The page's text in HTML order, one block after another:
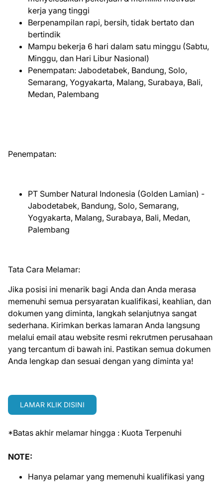
kerja yang tinggi
Berpenampilan rapi, bersih, tidak bertato dan
bertindik
Mampu bekerja 6 hari dalam satu minggu (Sabtu,
Minggu, dan Hari Libur Nasional)
Penempatan: Jabodetabek, Bandung, Solo,
Semarang, Yogyakarta, Malang, Surabaya, Bali,
Medan, Palembang
Penempatan:
PT Sumber Natural Indonesia (Golden Lamian) -
Jabodetabek, Bandung, Solo, Semarang,
Yogyakarta, Malang, Surabaya, Bali, Medan,
Palembang
Tata Cara Melamar:
Jika posisi ini menarik bagi Anda dan Anda merasa
memenuhi semua persyaratan kualifikasi, keahlian, dan
dokumen yang diminta, langkah selanjutnya sangat
sederhana. Kirimkan berkas lamaran Anda langsung
melalui email atau website resmi rekrutmen perusahaan
yang tercantum di bawah ini. Pastikan semua dokumen
Anda lengkap dan sesuai dengan yang diminta ya!
LAMAR KLIK DISINI
*Batas akhir melamar hingga : Kuota Terpenuhi
NOTE:
Hanya pelamar yang memenuhi kualifikasi yang